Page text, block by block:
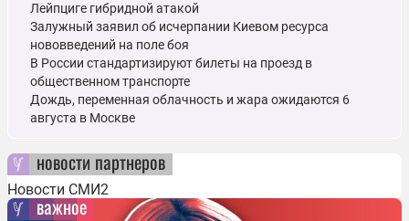
Лейпциге гибридной атакой
Залужный заявил об исчерпании Киевом ресурса
нововведений на поле боя
В России стандартизируют билеты на проезд в
общественном транспорте
Дождь, переменная облачность и жара ожидаются 6
августа в Москве
новости партнеров
Новости СМИ2
важное